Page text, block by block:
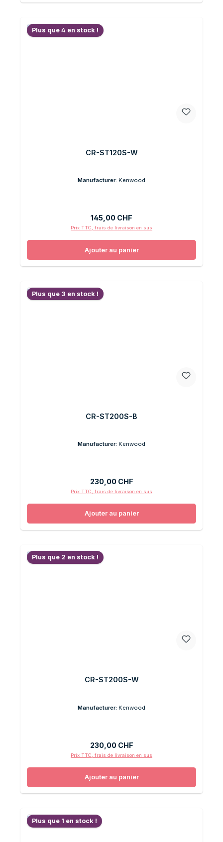
Plus que 4 en stock !
CR-ST120S-W
Manufacturer: Kenwood
Prix régulier :
145,00 CHF
Prix TTC, frais de livraison en sus
Ajouter au panier
Plus que 3 en stock !
CR-ST200S-B
Manufacturer: Kenwood
Prix régulier :
230,00 CHF
Prix TTC, frais de livraison en sus
Ajouter au panier
Plus que 2 en stock !
CR-ST200S-W
Manufacturer: Kenwood
Prix régulier :
230,00 CHF
Prix TTC, frais de livraison en sus
Ajouter au panier
Plus que 1 en stock !